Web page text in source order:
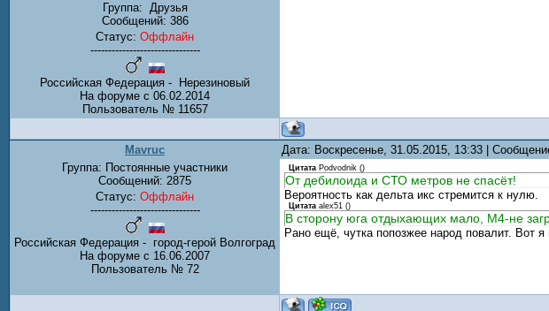
Группа: Друзья
Сообщений: 386
Статус: Оффлайн
-------------------------------
Российская Федерация - Нерезиновый
На форуме с 06.02.2014
Пользователь № 11657
Mavruc Дата: Воскресенье, 31.05.2015, 13:33 |
Группа: Постоянные участники
Сообщений: 2875
Статус: Оффлайн
-------------------------------
Российская Федерация - город-герой Волгоград
На форуме с 16.06.2007
Пользователь № 72
Цитата Podvodnik ()
От дебилоида и СТО метров не спасёт!
Вероятность как дельта икс стремится к нулю.
Цитата alex51 ()
В сторону юга отдыхающих мало, М4-не
Рано ещё, чутка попозжее народ повалит. Вот